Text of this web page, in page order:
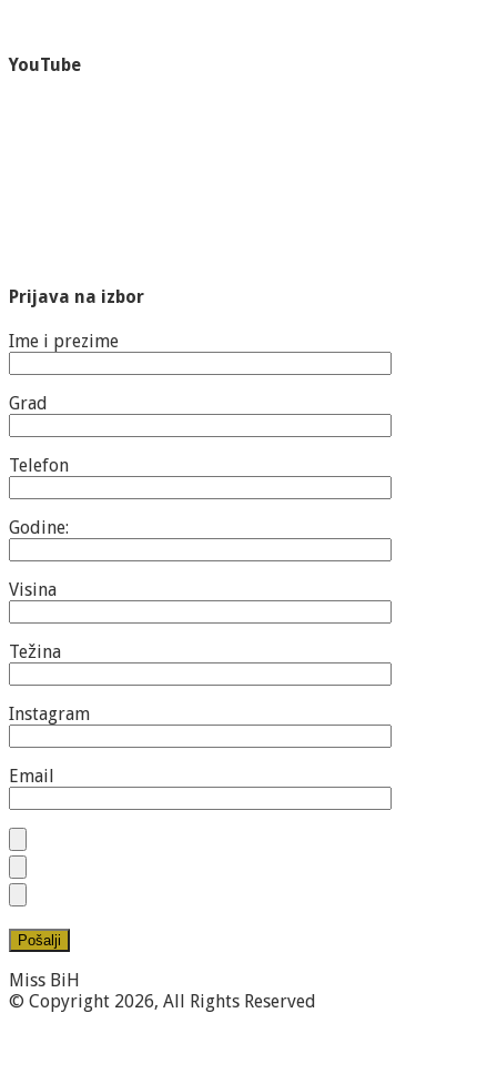
YouTube
Prijava na izbor
Ime i prezime
Grad
Telefon
Godine:
Visina
Težina
Instagram
Email
Miss BiH
© Copyright 2026, All Rights Reserved